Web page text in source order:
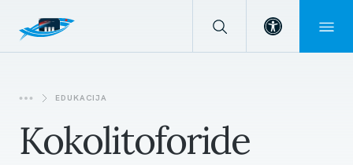
Open
EDUKACIJA
Kokolitoforide